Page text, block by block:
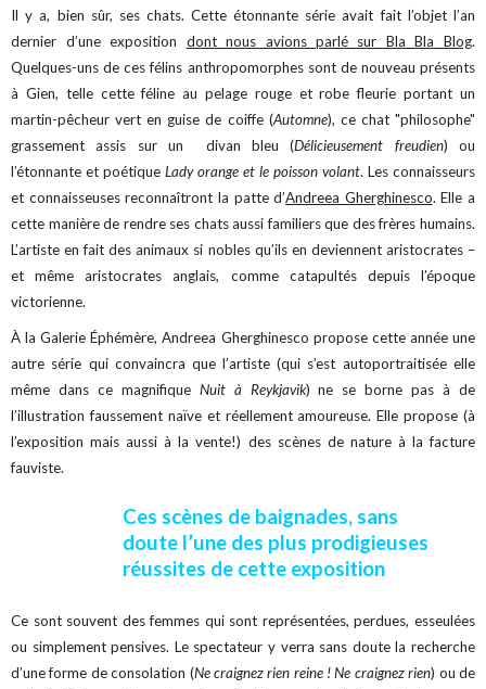
Il y a, bien sûr, ses chats. Cette étonnante série avait fait l’objet l’an
dernier d’une exposition dont nous avions parlé sur Bla Bla Blog.
Quelques-uns de ces félins anthropomorphes sont de nouveau présents
à Gien, telle cette féline au pelage rouge et robe fleurie portant un
martin-pêcheur vert en guise de coiffe (Automne), ce chat "philosophe"
grassement assis sur un divan bleu (Délicieusement freudien) ou
l’étonnante et poétiqueLady orange et le poisson volant. Les connaisseurs
et connaisseuses reconnaîtront la patte d’Andreea Gherghinesco. Elle a
cette manière de rendre ses chats aussi familiers que des frères humains.
L’artiste en fait des animaux si nobles qu’ils en deviennent aristocrates –
et même aristocrates anglais, comme catapultés depuis l’époque
victorienne.
À la Galerie Éphémère, Andreea Gherghinesco propose cette année une
autre série qui convaincra que l’artiste (qui s’est autoportraitisée elle
même dans ce magnifique Nuit à Reykjavik) ne se borne pas à de
l’illustration faussement naïve et réellement amoureuse. Elle propose (à
l’exposition mais aussi à la vente!) des scènes de nature à la facture
fauviste.
Ces scènes de baignades, sans
doute l’une des plus prodigieuses
réussites de cette exposition
Ce sont souvent des femmes qui sont représentées, perdues, esseulées
ou simplement pensives. Le spectateur y verra sans doute la recherche
d’une forme de consolation (Ne craignez rien reine ! Ne craignez rien) ou de